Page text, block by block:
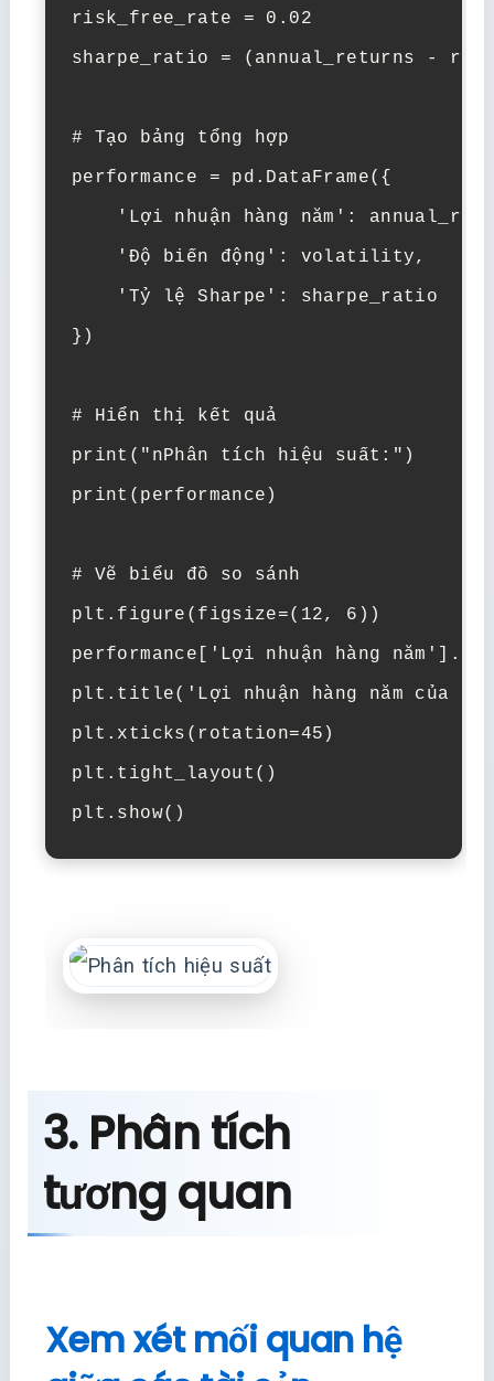
risk_free_rate = 0.02
sharpe_ratio = (annual_returns -
# Tạo bảng tổng hợp
performance = pd.DataFrame({
'Lợi nhuận hàng năm':
    'Độ biến động': volatility,
    'Tỷ lệ Sharpe': sharpe_ratio
})
# Hiển thị kết quả
print("nPhân tích hiệu suất:")
print(performance)
# Vẽ biểu đồ so sánh
plt.figure(figsize=(12, 6))
performance['Lợi nhuận hàng
plt.title('Lợi nhuận hàng năm của
plt.xticks(rotation=45)
plt.tight_layout()
plt.show()
3. Phân tích
tương quan
Xem xét mối quan hệ